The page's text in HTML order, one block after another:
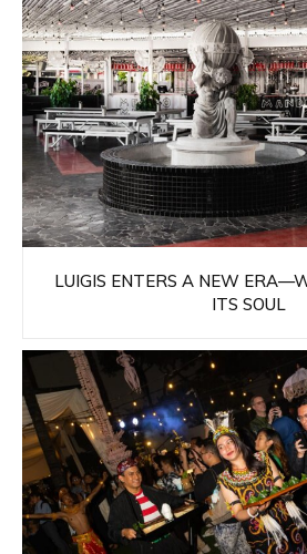
LUIGIS ENTERS A NEW
ITS SOUL